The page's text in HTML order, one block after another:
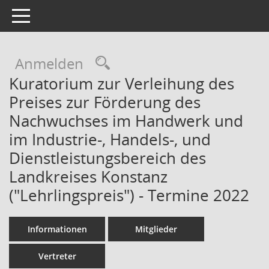
Toggle navigation
Anmelden Rechercheauswahl
Kuratorium zur Verleihung des
Preises zur Förderung des
Nachwuchses im Handwerk und
im Industrie-, Handels-, und
Dienstleistungsbereich des
Landkreises Konstanz
("Lehrlingspreis") - Termine 2022
Informationen Mitglieder
Vertreter